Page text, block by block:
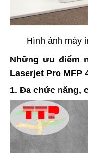
Hình ảnh máy
Những ưu điểm
Laserjet Pro MFP
1. Đa chức năng,